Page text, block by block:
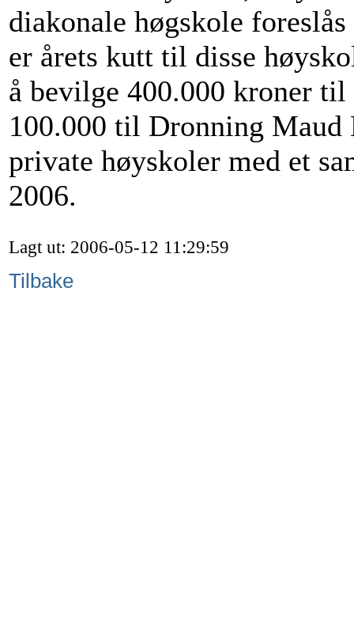
diakonale høgskole
er årets kutt til disse
å bevilge 400.000 kroner
100.000 til Dronning
private høyskoler med et
2006.
Lagt ut: 2006-05-12 11:29:59
Tilbake